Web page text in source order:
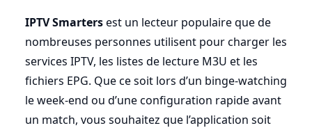
IPTV Smartersest un lecteur populaire que de
nombreuses personnes utilisent pour charger les
services IPTV, les listes de lecture M3U et les
fichiers EPG. Que ce soit lors d’un binge-watching
le week-end ou d’une configuration rapide avant
un match, vous souhaitez que l’application soit